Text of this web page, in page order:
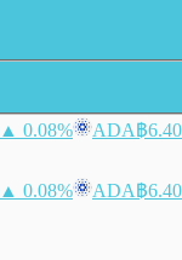
▲ 0.08% ADA฿6.40
▲ 0.08% ADA฿6.40